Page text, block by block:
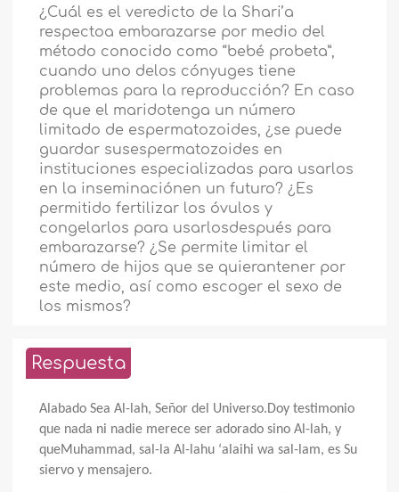
¿Cuál es el veredicto de la Shari’a
respectoa embarazarse por medio del
método conocido como “bebé probeta”,
cuando uno delos cónyuges tiene
problemas para la reproducción? En caso
de que el maridotenga un número
limitado de espermatozoides, ¿se puede
guardar susespermatozoides en
instituciones especializadas para usarlos
en la inseminaciónen un futuro? ¿Es
permitido fertilizar los óvulos y
congelarlos para usarlosdespués para
embarazarse? ¿Se permite limitar el
número de hijos que se quierantener por
este medio, así como escoger el sexo de
los mismos?
Respuesta
Alabado Sea Al-lah, Señor del Universo.Doy testimonio
que nada ni nadie merece ser adorado sino Al-lah, y
queMuhammad, sal-la Al-lahu ‘alaihi wa sal-lam, es Su
siervo y mensajero.